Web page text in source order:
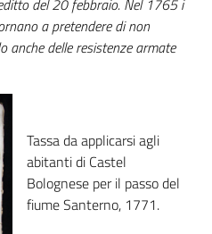
del 20 febbraio. Nel 1765 i
a pretendere di non
anche delle resistenze armate
Tassa da applicarsi agli
abitanti di Castel
Bolognese per il passo del
fiume Santerno, 1771.